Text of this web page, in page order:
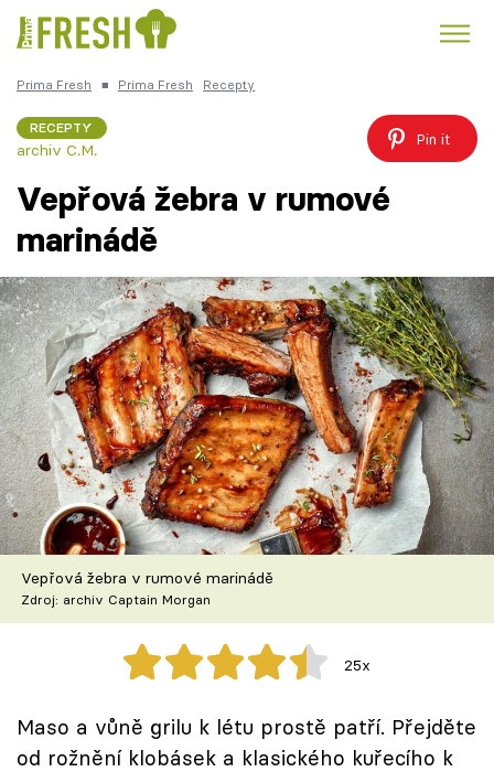
Česká kuchyně
Témata
Recepty
Články
TV Program
Škola vaření
Recepty z TV
Speciál: Cuketa
Těhotnej kuchař
Sledujte prima+
Prima Fresh ■ Prima Fresh Recepty
RECEPTY
archiv C.M.
Pin it
Vepřová žebra v rumové
marinádě
Vepřová žebra v rumové marinádě
Zdroj: archiv Captain Morgan
25x
Maso a vůně grilu k létu prostě patří. Přejděte
od rožnění klobásek a klasického kuřecího k